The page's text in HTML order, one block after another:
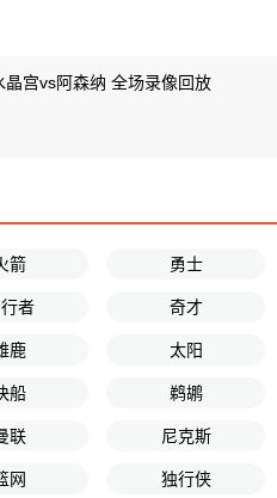
宫vs阿森纳 全场录像回放
箭 勇士
者 奇才
鹿 太阳
船 鹈鹕
联 尼克斯
网 独行侠